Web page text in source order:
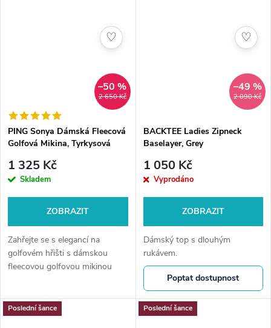
2 650 Kč
–50 %
PING Sonya Dámská Fleecová
Golfová Mikina, Tyrkysová
1 325 Kč
Skladem
ZOBRAZIT
Zahřejte se s elegancí na
golfovém hřišti s dámskou
fleecovou golfovou mikinou
stylovým designem, poskytující
pohodlí a volnost...
♡
2 090 Kč
–49 %
BACKTEE Ladies Zipneck
Baselayer, Grey
1 050 Kč
Vyprodáno
ZOBRAZIT
Dámský top s dlouhým
rukávem.
Poptat dostupnost
♡
Poslední šance Poslední šance